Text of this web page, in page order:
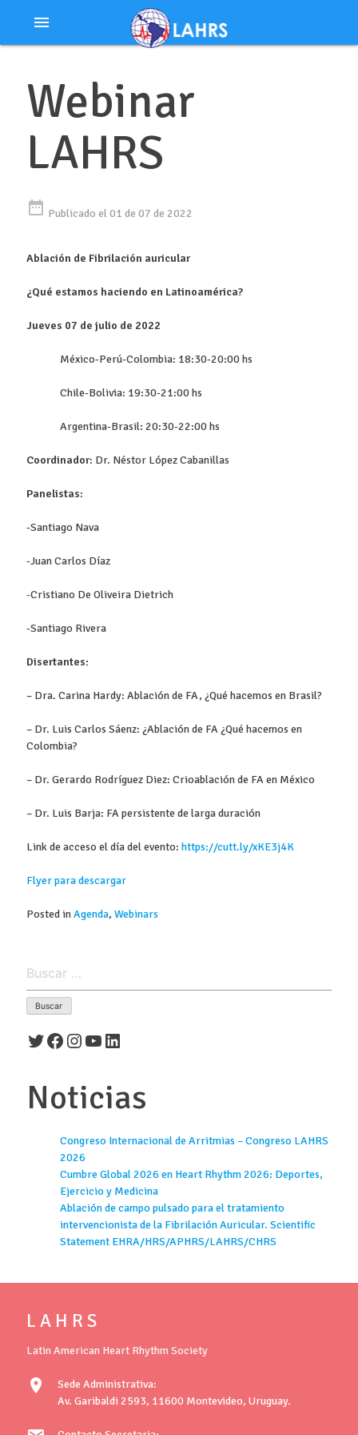
menu
Webinar
LAHRS
date_range Publicado el 01 de 07 de 2022
Ablación de Fibrilación auricular
¿Qué estamos haciendo en Latinoamérica?
Jueves 07 de julio de 2022
México-Perú-Colombia: 18:30-20:00 hs
Chile-Bolivia: 19:30-21:00 hs
Argentina-Brasil: 20:30-22:00 hs
Coordinador: Dr. Néstor López Cabanillas
Panelistas:
-Santiago Nava
-Juan Carlos Díaz
-Cristiano De Oliveira Dietrich
-Santiago Rivera
Disertantes:
– Dra. Carina Hardy: Ablación de FA, ¿Qué hacemos en Brasil?
– Dr. Luis Carlos Sáenz: ¿Ablación de FA ¿Qué hacemos en
Colombia?
– Dr. Gerardo Rodríguez Diez: Crioablación de FA en México
– Dr. Luis Barja: FA persistente de larga duración
Link de acceso el día del evento: https://cutt.ly/xKE3j4K
Flyer para descargar
Posted inAgenda, Webinars
Twitter
Facebook
Instagram
YouTube
LinkedIn
Noticias
Congreso Internacional de Arritmias – Congreso LAHRS
2026
Cumbre Global 2026 en Heart Rhythm 2026: Deportes,
Ejercicio y Medicina
Ablación de campo pulsado para el tratamiento
intervencionista de la Fibrilación Auricular. Scientific
Statement EHRA/HRS/APHRS/LAHRS/CHRS
L A H R S
Latin American Heart Rhythm Society
location_on
Sede Administrativa:
Av. Garibaldi 2593, 11600 Montevideo, Uruguay.